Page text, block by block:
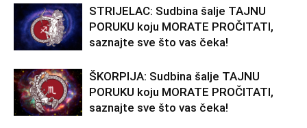
STRIJELAC: Sudbina šalje TAJNU
PORUKU koju MORATE PROČITATI,
saznajte sve što vas čeka!
ŠKORPIJA: Sudbina šalje TAJNU
PORUKU koju MORATE PROČITATI,
saznajte sve što vas čeka!